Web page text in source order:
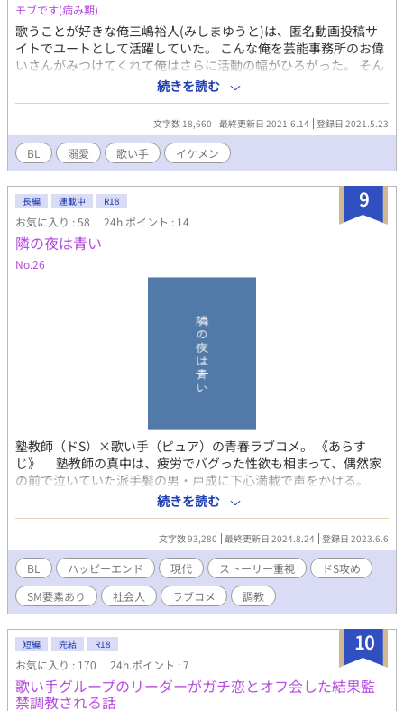
モブです(病み期)
歌うことが好きな俺三嶋裕人(みしまゆうと)は、匿名動画投稿サ
イトでユートとして活躍していた。 こんな俺を芸能事務所のお偉
いさんがみつけてくれて俺はさらに活動の幅がひろがった。 そん
なある日、最近人気の歌い手である大斗(だいと)とユニットを組
んでみないかと社長に言われる。 どんなやつかと思い、会ってみ
続きを読む
文字数 18,660 最終更新日 2021.6.14 登録日 2021.5.23
BL 溺愛 歌い手 イケメン
9
長編 連載中 R18
お気に入り : 58 24h.ポイント : 14
隣の夜は青い
No.26
塾教師（ドS）×歌い手（ピュア）の青春ラブコメ。 《あらす
じ》 塾教師の真中は、疲労でバグった性欲も相まって、偶然家
の前で泣いていた派手髪の男・戸成に下心満載で声をかける。
意気投合し一夜で身も心もつながった二人だったが、真中は戸成
の正体がネットで大人気のボーカリスト「メジ」であることを知
り……。 本当は音楽がしたい塾教師の攻め（年上ドS）と、本
当は勉強がしたいネット歌手の受け（年下ピュア）の、青春とき
どき調教のラブラブラブコメ。 R-18、SM要素（焦らしプレ
イ、手首拘束など）あり。
続きを読む
文字数 93,280 最終更新日 2024.8.24 登録日 2023.6.6
BL ハッピーエンド 現代 ストーリー重視
ドS攻め
SM要素あり
社会人 ラブコメ 調教
10
短編 完結 R18
お気に入り : 170 24h.ポイント : 7
歌い手グループのリーダーがガチ恋とオフ会した結果監
禁調教される話